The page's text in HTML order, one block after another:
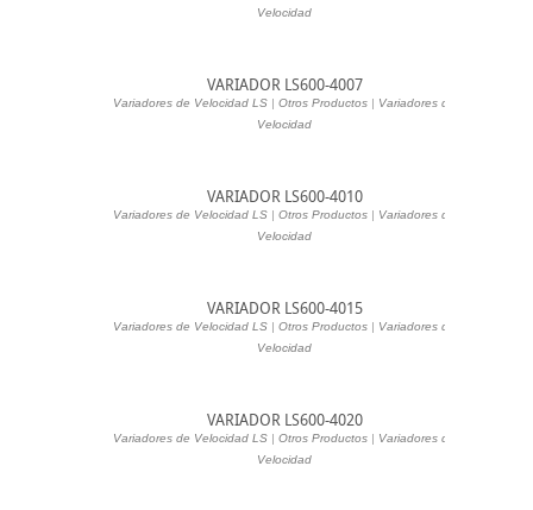
Velocidad
VARIADOR LS600-4007
Variadores de Velocidad LS | Otros Productos | Variadores de
Velocidad
VARIADOR LS600-4010
Variadores de Velocidad LS | Otros Productos | Variadores de
Velocidad
VARIADOR LS600-4015
Variadores de Velocidad LS | Otros Productos | Variadores de
Velocidad
VARIADOR LS600-4020
Variadores de Velocidad LS | Otros Productos | Variadores de
Velocidad